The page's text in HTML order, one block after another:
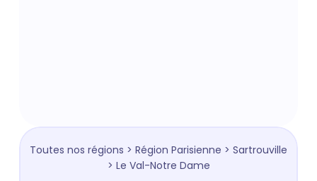
Toutes nos régions > Région Parisienne > Sartrouville
> Le Val-Notre Dame